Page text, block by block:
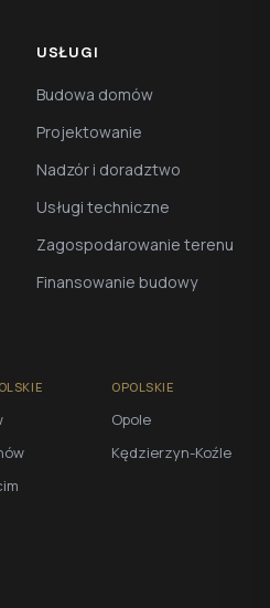
USŁUGI
Budowa domów
Projektowanie
Nadzór i doradztwo
Usługi techniczne
Zagospodarowanie terenu
Finansowanie budowy
OPOLSKIE
Opole
Kędzierzyn-Koźle